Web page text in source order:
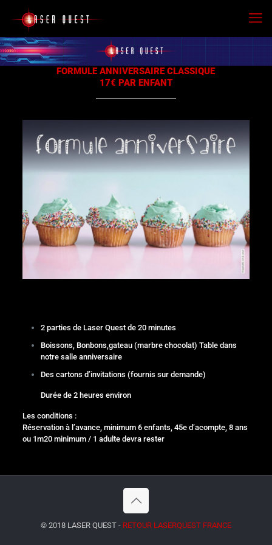
FORMULE ANNIVERSAIRE CLASSIQUE
17€ PAR ENFANT
2 parties de Laser Quest de 20 minutes
Boissons, Bonbons,gateau (marbre chocolat) Table dans
notre salle anniversaire
Des cartons d’invitations (fournis sur demande)
Durée de 2 heures environ
Les conditions :
Réservation à l’avance, minimum 6 enfants, 45e d’acompte, 8 ans
ou 1m20 minimum / 1 adulte devra rester
© 2018 LASER QUEST - RETOUR LASERQUEST FRANCE